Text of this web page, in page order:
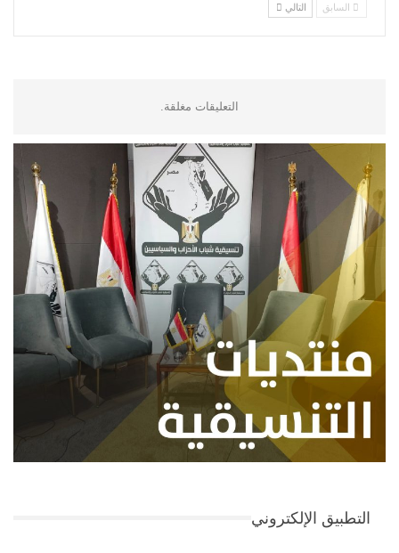
السابق التالي
التعليقات مغلقة.
التطبيق الإلكتروني